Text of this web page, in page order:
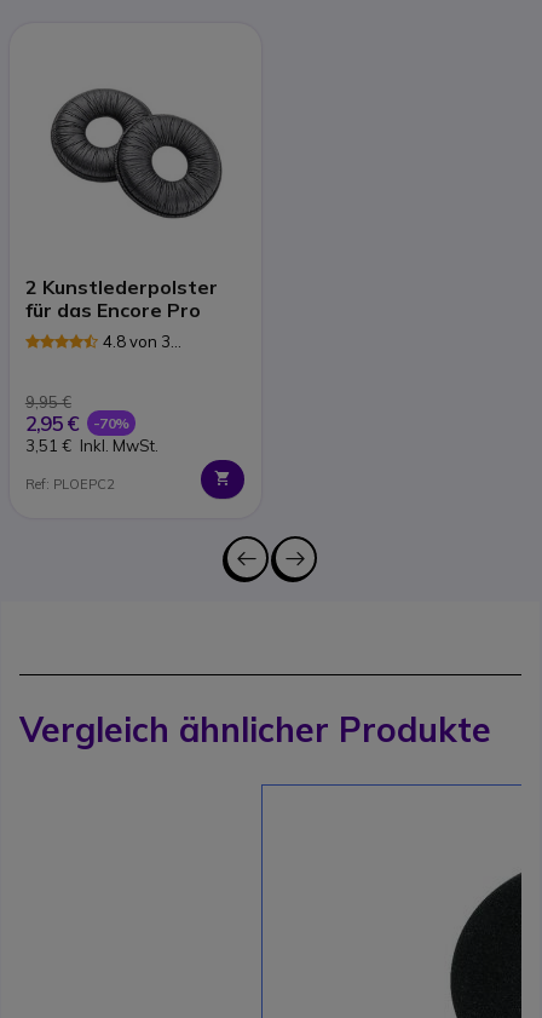
2 Kunstlederpolster
für das Encore Pro
4.8 von 3
9,95 €
2,95 € -70%
3,51 € Inkl. MwSt.
Ref: PLOEPC2
Vergleich ähnlicher Produkte